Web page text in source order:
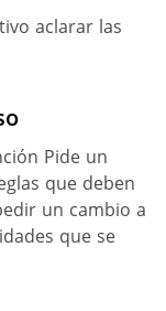
aclarar las
Pide un
que deben
un cambio a
que se